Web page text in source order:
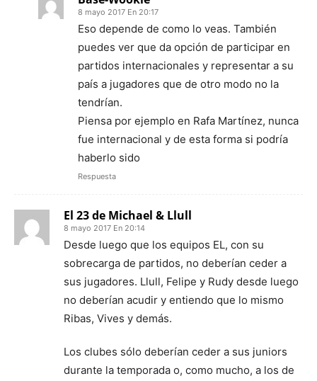
8 mayo 2017 En 20:17
Eso depende de como lo veas. También
puedes ver que da opción de participar en
partidos internacionales y representar a su
país a jugadores que de otro modo no la
tendrían.
Piensa por ejemplo en Rafa Martínez, nunca
fue internacional y de esta forma si podría
haberlo sido
Respuesta
El 23 de Michael & Llull
8 mayo 2017 En 20:14
Desde luego que los equipos EL, con su
sobrecarga de partidos, no deberían ceder a
sus jugadores. Llull, Felipe y Rudy desde luego
no deberían acudir y entiendo que lo mismo
Ribas, Vives y demás.
Los clubes sólo deberían ceder a sus juniors
durante la temporada o, como mucho, a los de